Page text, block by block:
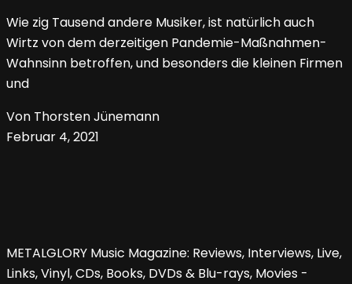
Wie zig Tausend andere Musiker, ist natürlich auch
Wirtz von dem derzeitigen Pandemie-Maßnahmen-
Wahnsinn betroffen, und besonders die kleinen Firmen
und
Von Thorsten Jünemann
Februar 4, 2021
METALGLORY Music Magazine: Reviews, Interviews, Live,
Links, Vinyl, CDs, Books, DVDs & Blu-rays, Movies -